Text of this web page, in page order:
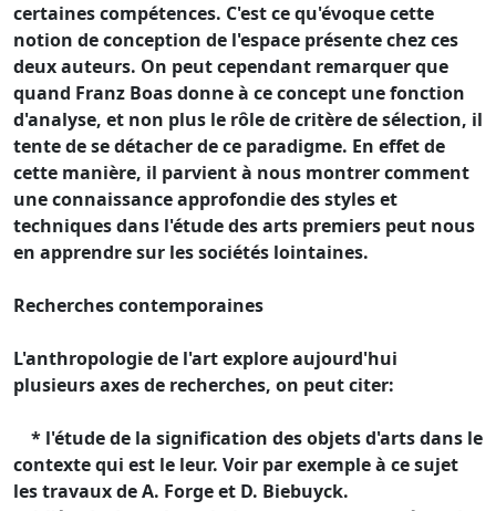
certaines compétences. C'est ce qu'évoque cette
notion de conception de l'espace présente chez ces
deux auteurs. On peut cependant remarquer que
quand Franz Boas donne à ce concept une fonction
d'analyse, et non plus le rôle de critère de sélection, il
tente de se détacher de ce paradigme. En effet de
cette manière, il parvient à nous montrer comment
une connaissance approfondie des styles et
techniques dans l'étude des arts premiers peut nous
en apprendre sur les sociétés lointaines.
Recherches contemporaines
L'anthropologie de l'art explore aujourd'hui
plusieurs axes de recherches, on peut citer:
* l'étude de la signification des objets d'arts dans le
contexte qui est le leur. Voir par exemple à ce sujet
les travaux de A. Forge et D. Biebuyck.